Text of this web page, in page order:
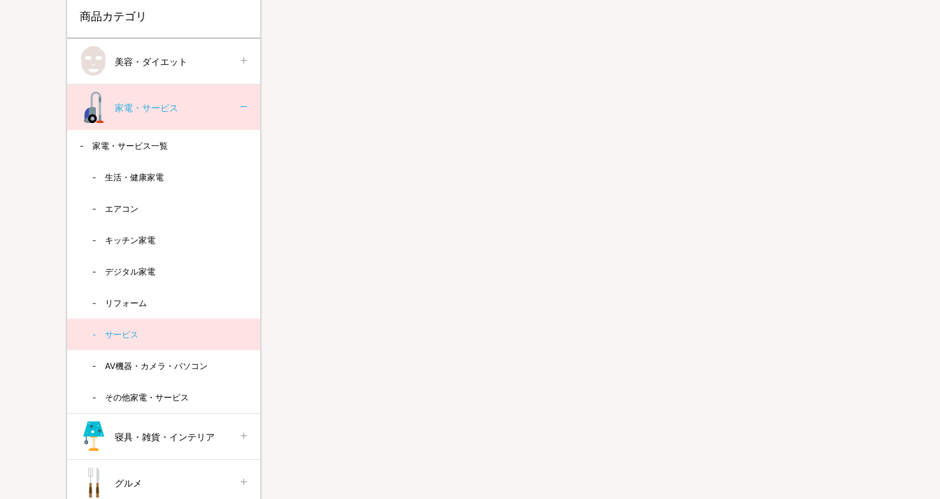
商品カテゴリ
美容・ダイエット
家電・サービス
家電・サービス一覧
生活・健康家電
エアコン
キッチン家電
デジタル家電
リフォーム
サービス
AV機器・カメラ・パソコン
その他家電・サービス
寝具・雑貨・インテリア
グルメ